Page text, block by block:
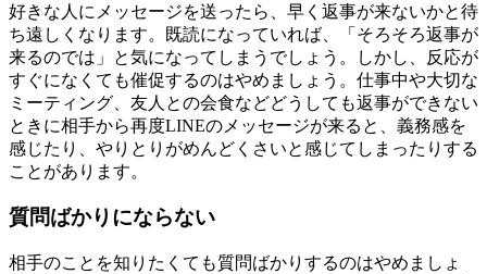
好きな人にメッセージを送ったら、早く返事が来ないかと待
ち遠しくなります。既読になっていれば、「そろそろ返事が
来るのでは」と気になってしまうでしょう。しかし、反応が
すぐになくても催促するのはやめましょう。仕事中や大切な
ミーティング、友人との会食などどうしても返事ができない
ときに相手から再度LINEのメッセージが来ると、義務感を
感じたり、やりとりがめんどくさいと感じてしまったりする
ことがあります。
質問ばかりにならない
相手のことを知りたくても質問ばかりするのはやめましょ